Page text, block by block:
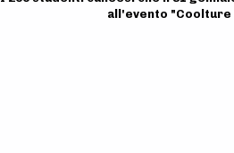
all'evento "Coolture